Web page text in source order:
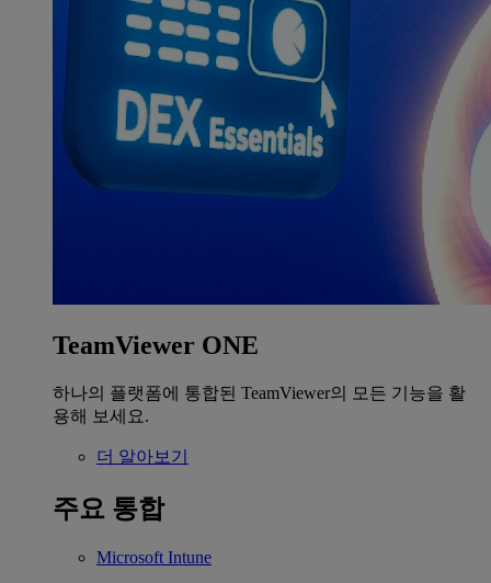
TeamViewer ONE
하나의 플랫폼에 통합된 TeamViewer의 모든 기능을 활
용해 보세요.
더 알아보기
주요 통합
Microsoft Intune